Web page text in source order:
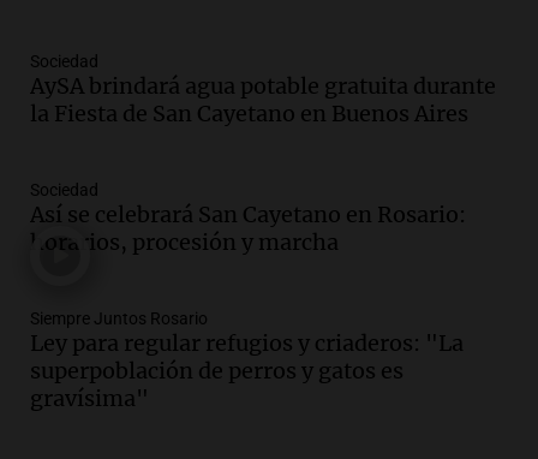
Panorama Federal
Episodios
Audio. Detenciones clave en la causa del
muertes de 90 personas
Noticias
Episodios
de viento fuertes en varias provincias
Noticias
Episodios
Sociedad
AySA brindará agua potable gratuita durante
la Fiesta de San Cayetano en Buenos Aires
Sociedad
Así se celebrará San Cayetano en Rosario:
horarios, procesión y marcha
Siempre Juntos Rosario
Ley para regular refugios y criaderos: "La
superpoblación de perros y gatos es
gravísima"